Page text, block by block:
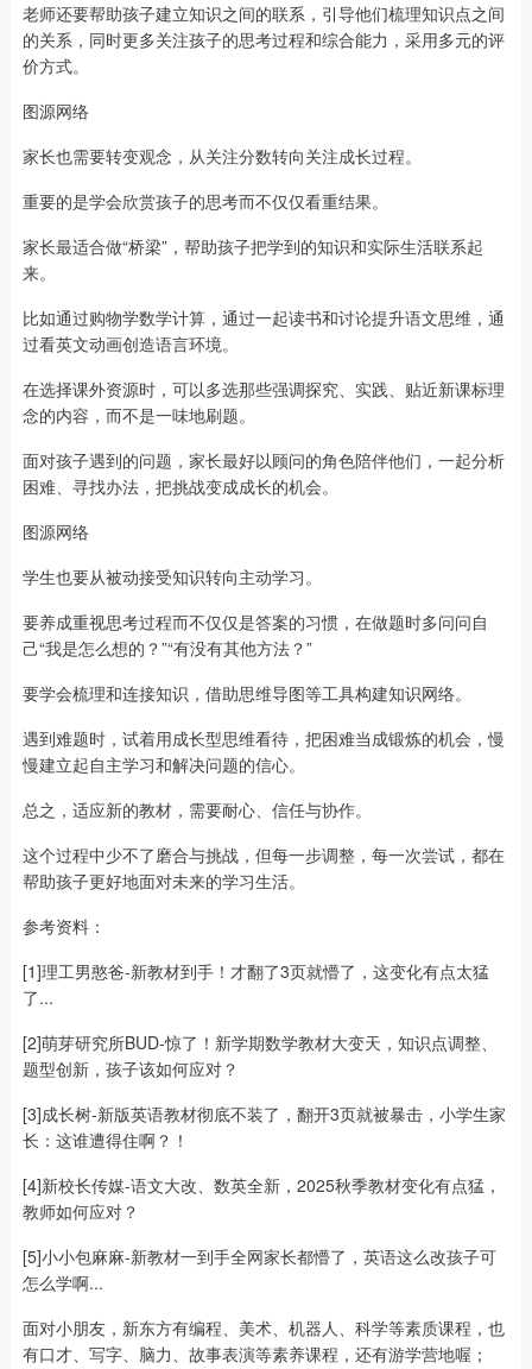
老师还要帮助孩子建立知识之间的联系，引导他们梳理知识点之间
的关系，同时更多关注孩子的思考过程和综合能力，采用多元的评
价方式。
图源网络
家长也需要转变观念，从关注分数转向关注成长过程。
重要的是学会欣赏孩子的思考而不仅仅看重结果。
家长最适合做“桥梁”，帮助孩子把学到的知识和实际生活联系起
来。
比如通过购物学数学计算，通过一起读书和讨论提升语文思维，通
过看英文动画创造语言环境。
在选择课外资源时，可以多选那些强调探究、实践、贴近新课标理
念的内容，而不是一味地刷题。
面对孩子遇到的问题，家长最好以顾问的角色陪伴他们，一起分析
困难、寻找办法，把挑战变成成长的机会。
图源网络
学生也要从被动接受知识转向主动学习。
要养成重视思考过程而不仅仅是答案的习惯，在做题时多问问自
己“我是怎么想的？”“有没有其他方法？”
要学会梳理和连接知识，借助思维导图等工具构建知识网络。
遇到难题时，试着用成长型思维看待，把困难当成锻炼的机会，慢
慢建立起自主学习和解决问题的信心。
总之，适应新的教材，需要耐心、信任与协作。
这个过程中少不了磨合与挑战，但每一步调整，每一次尝试，都在
帮助孩子更好地面对未来的学习生活。
参考资料：
[1]理工男憨爸-新教材到手！才翻了3页就懵了，这变化有点太猛
了...
[2]萌芽研究所BUD-惊了！新学期数学教材大变天，知识点调整、
题型创新，孩子该如何应对？
[3]成长树-新版英语教材彻底不装了，翻开3页就被暴击，小学生家
长：这谁遭得住啊？！
[4]新校长传媒-语文大改、数英全新，2025秋季教材变化有点猛，
教师如何应对？
[5]小小包麻麻-新教材一到手全网家长都懵了，英语这么改孩子可
怎么学啊...
面对小朋友，新东方有编程、美术、机器人、科学等素质课程，也
有口才、写字、脑力、故事表演等素养课程，还有游学营地喔；